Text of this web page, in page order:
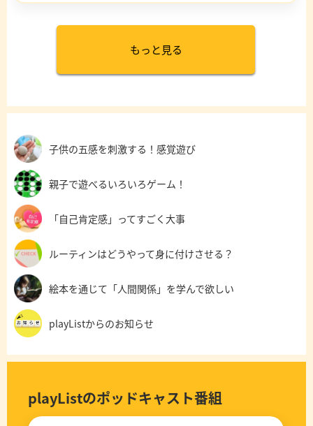
もっと見る
子供の五感を刺激する！感覚遊び
親子で遊べるいろいろゲーム！
「自己肯定感」ってすごく大事
ルーティンはどうやって身に付けさせる？
絵本を通じて「人間関係」を学んで欲しい
playListからのお知らせ
playListのポッドキャスト番組